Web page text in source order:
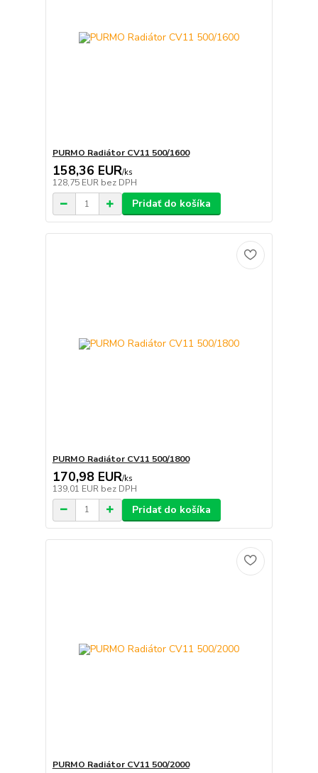
PURMO Radiátor CV11 500/1600
158,36 EUR/ks
128,75 EUR bez DPH
Pridať do košíka
PURMO Radiátor CV11 500/1800
170,98 EUR/ks
139,01 EUR bez DPH
Pridať do košíka
PURMO Radiátor CV11 500/2000